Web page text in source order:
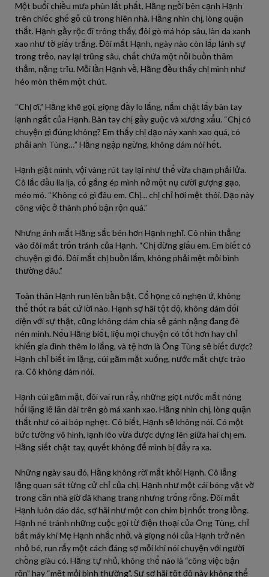
Một buổi chiều mưa phùn lất phất, Hằng ngồi bên cạnh Hạnh
trên chiếc ghế gỗ cũ trong hiên nhà. Hằng nhìn chị, lòng quặn
thắt. Hạnh gầy rộc đi trông thấy, đôi gò má hóp sâu, làn da xanh
xao như tờ giấy trắng. Đôi mắt Hạnh, ngày nào còn lấp lánh sự
trong trẻo, nay lại trũng sâu, chất chứa một nỗi buồn thăm
thẳm, nặng trĩu. Mỗi lần Hạnh về, Hằng đều thấy chị mình như
héo mòn thêm một chút.
“Chị ơi,” Hằng khẽ gọi, giọng đầy lo lắng, nắm chặt lấy bàn tay
lạnh ngắt của Hạnh. Bàn tay chị gầy guộc và xương xẩu. “Chị có
chuyện gì đúng không? Em thấy chị dạo này xanh xao quá, có
phải anh Tùng…” Hằng ngập ngừng, không dám nói hết.
Hạnh giật mình, vội vàng rút tay lại như thể vừa chạm phải lửa.
Cô lắc đầu lia lịa, cố gắng ép mình nở một nụ cười gượng gạo,
méo mó. “Không có gì đâu em. Chị… chị chỉ hơi mệt thôi. Dạo này
công việc ở thành phố bận rộn quá.”
Nhưng ánh mắt Hằng sắc bén hơn Hạnh nghĩ. Cô nhìn thẳng
vào đôi mắt trốn tránh của Hạnh. “Chị đừng giấu em. Em biết có
chuyện gì đó. Đôi mắt chị buồn lắm, không phải mệt mỏi bình
thường đâu.”
Toàn thân Hạnh run lên bần bật. Cổ họng cô nghẹn ứ, không
thể thốt ra bất cứ lời nào. Hạnh sợ hãi tột độ, không dám đối
diện với sự thật, cũng không dám chia sẻ gánh nặng đang đè
nén mình. Nếu Hằng biết, liệu mọi chuyện có tốt hơn hay chỉ
khiến gia đình thêm lo lắng, và tệ hơn là Ông Tùng sẽ biết được?
Hạnh chỉ biết im lặng, cúi gằm mặt xuống, nước mắt chực trào
ra. Cô không dám nói.
Hạnh cúi gằm mặt, đôi vai run rẩy, những giọt nước mắt nóng
hổi lặng lẽ lăn dài trên gò má xanh xao. Hằng nhìn chị, lòng quặn
thắt như có ai bóp nghẹt. Cô biết, Hạnh sẽ không nói. Có một
bức tường vô hình, lạnh lẽo vừa được dựng lên giữa hai chị em.
Hằng siết chặt tay, quyết không để mình bị đẩy ra xa.
Những ngày sau đó, Hằng không rời mắt khỏi Hạnh. Cô lẳng
lặng quan sát từng cử chỉ của chị. Hạnh như một cái bóng vật vờ
trong căn nhà giờ đã khang trang nhưng trống rỗng. Đôi mắt
Hạnh luôn dáo dác, sợ hãi như một con chim bị nhốt trong lồng.
Hạnh né tránh những cuộc gọi từ điện thoại của Ông Tùng, chỉ
bắt máy khi Mẹ Hạnh nhắc nhở, và giọng nói của Hạnh trở nên
nhỏ bé, run rẩy một cách đáng sợ mỗi khi nói chuyện với người
chồng giàu có. Hằng tự nhủ, không thể nào là “công việc bận
rộn” hay “mệt mỏi bình thường”. Sự sợ hãi tột độ này không thể